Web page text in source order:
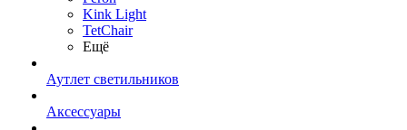
Kink Light
TetСhair
Ещё
Аутлет светильников
Аксессуары